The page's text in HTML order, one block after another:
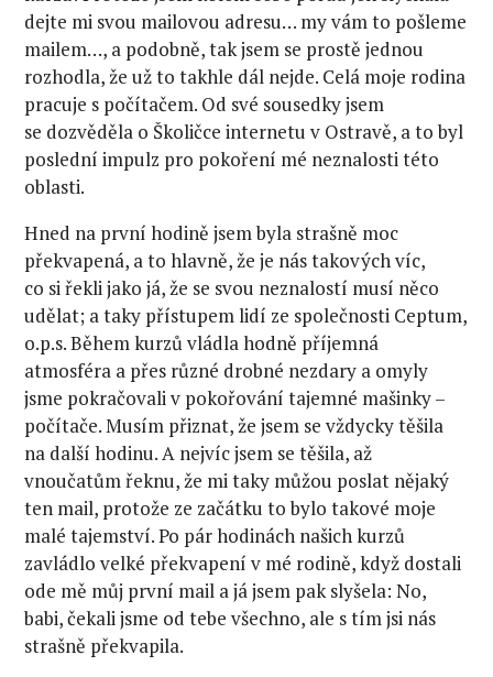
dejte mi svou mailovou adresu… my vám to pošleme
mailem…, a podobně, tak jsem se prostě jednou
rozhodla, že už to takhle dál nejde. Celá moje rodina
pracuje s počítačem. Od své sousedky jsem
se dozvěděla o Školičce internetu v Ostravě, a to byl
poslední impulz pro pokoření mé neznalosti této
oblasti.
Hned na první hodině jsem byla strašně moc
překvapená, a to hlavně, že je nás takových víc,
co si řekli jako já, že se svou neznalostí musí něco
udělat; a taky přístupem lidí ze společnosti Ceptum,
o.p.s. Během kurzů vládla hodně příjemná
atmosféra a přes různé drobné nezdary a omyly
jsme pokračovali v pokořování tajemné mašinky –
počítače. Musím přiznat, že jsem se vždycky těšila
na další hodinu. A nejvíc jsem se těšila, až
vnoučatům řeknu, že mi taky můžou poslat nějaký
ten mail, protože ze začátku to bylo takové moje
malé tajemství. Po pár hodinách našich kurzů
zavládlo velké překvapení v mé rodině, když dostali
ode mě můj první mail a já jsem pak slyšela: No,
babi, čekali jsme od tebe všechno, ale s tím jsi nás
strašně překvapila.